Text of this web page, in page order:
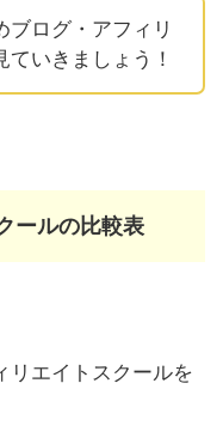
ブログ・アフィリ
いきましょう！
ールの比較表
リエイトスクールを